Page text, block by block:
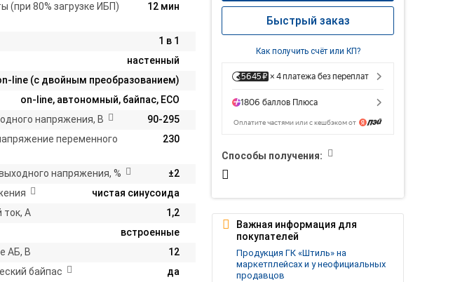
(при 80% загрузке ИБП)
12 мин
1 в 1
настенный
line (с двойным преобразованием)
on-line, автономный, байпас, ECO
напряжения, В
90-295
переменного
230
напряжения, %
±2
чистая синусоида
ток, А
1,2
встроенные
АБ, В
12
байпас
да
Быстрый заказ
Как получить счёт или КП?
Способы получения:
Важная информация для
покупателей
Продукция ГК «Штиль» на
маркетплейсах и у неофициальных
продавцов